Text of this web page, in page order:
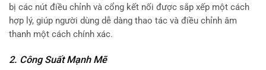
bị các nút điều chỉnh và cổng kết nối được sắp xếp một cách
hợp lý, giúp người dùng dễ dàng thao tác và điều chỉnh âm
thanh một cách chính xác.
2. Công Suất Mạnh Mẽ